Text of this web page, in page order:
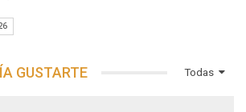
Todas
GUSTARTE